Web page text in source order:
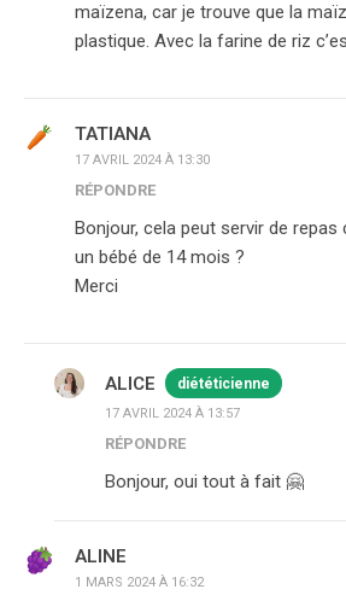
maïzena, car je trouve que la
plastique. Avec la farine de riz
TATIANA
17 AVRIL 2024 À 13:30
RÉPONDRE
Bonjour, cela peut servir de
un bébé de 14 mois ?
Merci
ALICE diététicienne
17 AVRIL 2024 À 13:57
RÉPONDRE
Bonjour, oui tout à fait 🤗
ALINE
1 MARS 2024 À 16:32